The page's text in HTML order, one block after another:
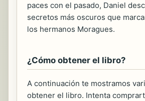
paces con el pasado, Daniel
secretos más oscuros que
los hermanos Moragues.
¿Cómo obtener el libro?
A continuación te mostramos
obtener el libro. Intenta